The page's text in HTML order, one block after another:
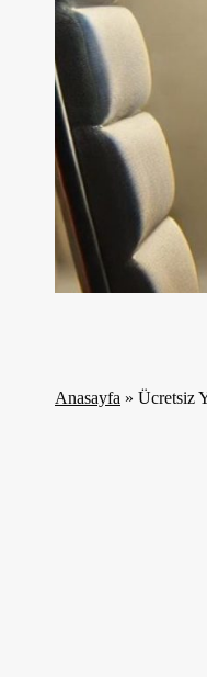
Anasayfa » Ücretsiz